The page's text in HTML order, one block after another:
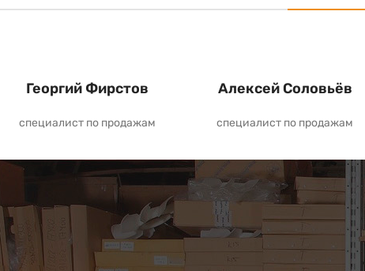
Георгий Фирстов
специалист по продажам
Алексей Соловьёв
специалист по продажам